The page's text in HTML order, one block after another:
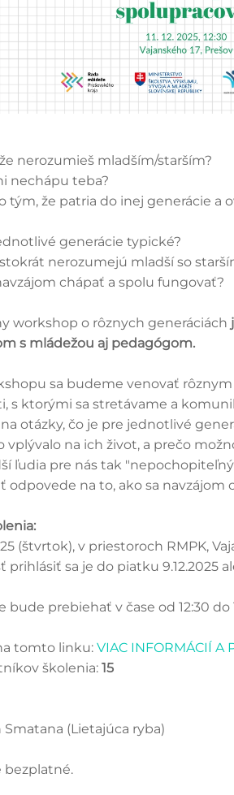
nerozumieš mladším/starším?
nechápu teba?
tým, že patria do inej generácie a
generácie typické?
nerozumejú mladší so
chápať a spolu fungovať?
workshop o rôznych generáciách
s mládežou aj pedagógom.
sa budeme venovať
s ktorými sa stretávame a
otázky, čo je pre jednotlivé
vplývalo na ich život, a prečo
ľudia pre nás tak
odpovede na to, ako sa navzájom
(štvrtok), v priestoroch RMPK,
prihlásiť sa je do piatku 9.12.2025
bude prebiehať v čase od 12:30 do
tomto linku: VIAC INFORMÁCIÍ A
školenia: 15
Smatana (Lietajúca ryba)
bezplatné.